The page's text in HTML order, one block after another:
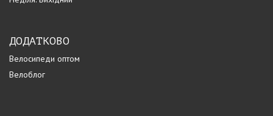
ДОДАТКОВО
Велосипеди оптом
Велоблог